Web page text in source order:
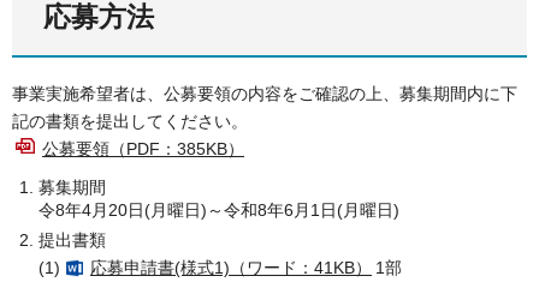
応募方法
事業実施希望者は、公募要領の内容をご確認の上、募集期間内に下
記の書類を提出してください。
公募要領（PDF：385KB）
募集期間
令8年4月20日(月曜日)～令和8年6月1日(月曜日)
提出書類
(1)
応募申請書(様式1)（ワード：41KB）
1部